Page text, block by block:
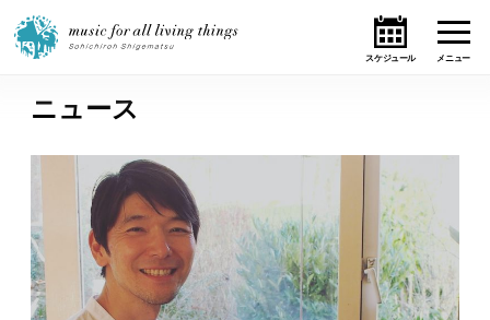
ホーム
ニュース
テーマ
ライブ・スケジュール
ニュース